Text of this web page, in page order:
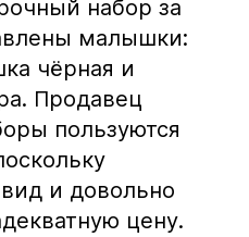
набор за
малышки:
чёрная и
Продавец
пользуются
и довольно
цену.